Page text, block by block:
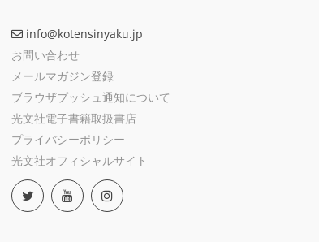
info@kotensinyaku.jp
お問い合わせ
メールマガジン登録
ブラウザプッシュ通知について
光文社電子書籍取扱書店
プライバシーポリシー
光文社オフィシャルサイト